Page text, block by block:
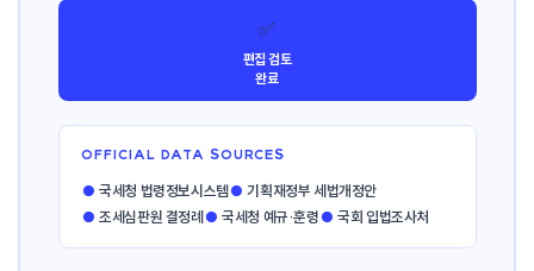
✅
편집 검토
완료
OFFICIAL DATA SOURCES
● 국세청 법령정보시스템● 기획재정부 세법개정안
● 조세심판원 결정례 ● 국세청 예규·훈령● 국회 입법조사처